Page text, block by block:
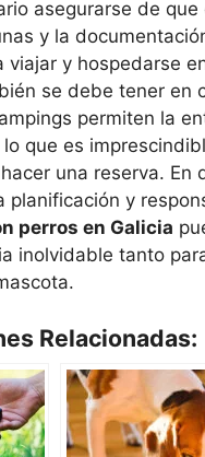
asegurarse de que
y la
viajar y hospedarse
se debe tener en
permiten la
que es
una reserva. En
planificación y
perros en Galicia
inolvidable tanto
Relacionadas: